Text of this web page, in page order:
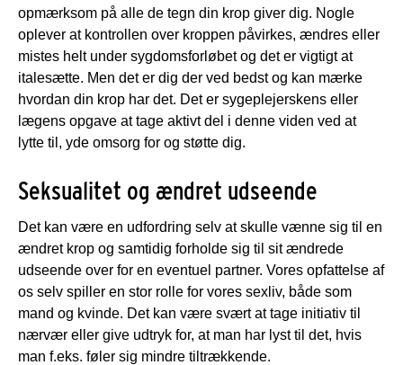
opmærksom på alle de tegn din krop giver dig. Nogle
oplever at kontrollen over kroppen påvirkes, ændres eller
mistes helt under sygdomsforløbet og det er vigtigt at
italesætte. Men det er dig der ved bedst og kan mærke
hvordan din krop har det. Det er sygeplejerskens eller
lægens opgave at tage aktivt del i denne viden ved at
lytte til, yde omsorg for og støtte dig.
Seksualitet og ændret udseende
Det kan være en udfordring selv at skulle vænne sig til en
ændret krop og samtidig forholde sig til sit ændrede
udseende over for en eventuel partner. Vores opfattelse af
os selv spiller en stor rolle for vores sexliv, både som
mand og kvinde. Det kan være svært at tage initiativ til
nærvær eller give udtryk for, at man har lyst til det, hvis
man f.eks. føler sig mindre tiltrækkende.